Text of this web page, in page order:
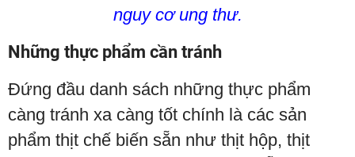
nguy cơ ung thư.
Những thực phẩm cần tránh
Đứng đầu danh sách những thực phẩm
càng tránh xa càng tốt chính là các sản
phẩm thịt chế biến sẵn như thịt hộp, thịt